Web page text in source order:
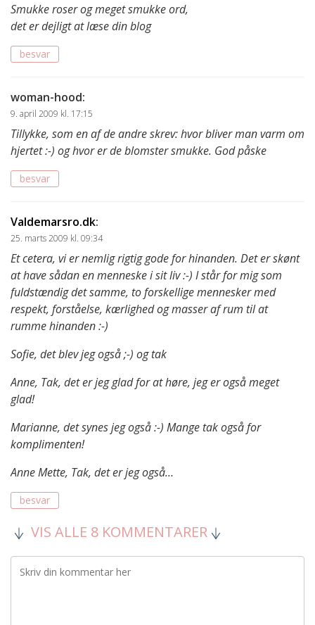
Smukke roser og meget smukke ord,
det er dejligt at læse din blog
besvar
woman-hood:
9. april 2009 kl. 17:15
Tillykke, som en af de andre skrev: hvor bliver man varm om
hjertet :-) og hvor er de blomster smukke. God påske
besvar
Valdemarsro.dk:
25. marts 2009 kl. 09:34
Et cetera, vi er nemlig rigtig gode for hinanden. Det er skønt
at have sådan en menneske i sit liv :-) I står for mig som
fuldstændig det samme, to forskellige mennesker med
respekt, forståelse, kærlighed og masser af rum til at
rumme hinanden :-)
Sofie, det blev jeg også ;-) og tak
Anne, Tak, det er jeg glad for at høre, jeg er også meget
glad!
Marianne, det synes jeg også :-) Mange tak også for
komplimenten!
Anne Mette, Tak, det er jeg også…
besvar
VIS ALLE 8 KOMMENTARER